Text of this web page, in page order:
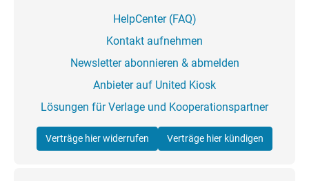
HelpCenter (FAQ)
Kontakt aufnehmen
Newsletter abonnieren & abmelden
Anbieter auf United Kiosk
Lösungen für Verlage und Kooperationspartner
Verträge hier widerrufen Verträge hier kündigen